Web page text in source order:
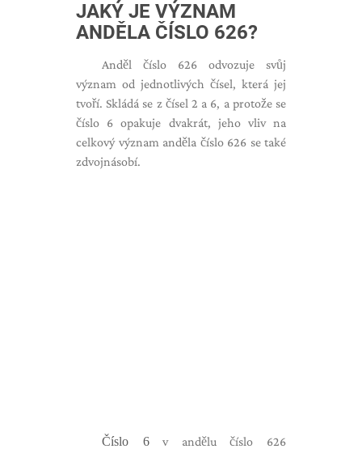
JAKÝ JE VÝZNAM
ANDĚLA ČÍSLO 626?
Anděl číslo 626 odvozuje svůj
význam od jednotlivých čísel, která jej
tvoří. Skládá se z čísel 2 a 6, a protože se
číslo 6 opakuje dvakrát, jeho vliv na
celkový význam anděla číslo 626 se také
zdvojnásobí.
Číslo 6v andělu číslo 626